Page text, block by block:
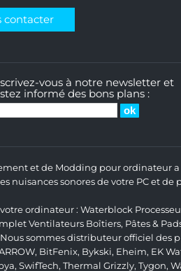
contacter
vous à notre newsletter et
informé des bons plans :
et de Modding pour ordinateur
sonores de votre PC et de
ordinateur : Waterblock
Ventilateurs Boîtiers, Pâtes &
Nous sommes distributeur officiel des
, BitFenix, Bykski, Eheim, EK
, SwifTech, Thermal Grizzly, Tygon,